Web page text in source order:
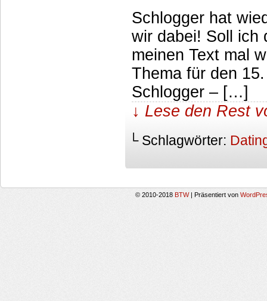
Schlogger hat
wir dabei! Soll ich
meinen Text mal
Thema für den
Schlogger – […]
↓ Lese den Rest
└ Schlagwörter:
© 2010-2018 BTW Präsentiert von